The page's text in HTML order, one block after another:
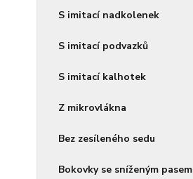
S imitací nadkolenek
S imitací podvazků
S imitací kalhotek
Z mikrovlákna
Bez zesíleného sedu
Bokovky se sníženým pasem